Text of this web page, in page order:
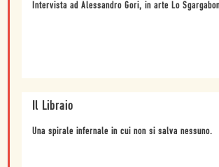
Intervista ad Alessandro Gori, in arte Lo
Il Libraio
Una spirale infernale in cui non si salva nessuno.